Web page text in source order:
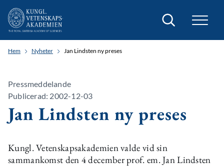
Sök
Hem Nyheter Jan Lindsten ny preses
Pressmeddelande
Publicerad: 2002-12-03
Jan Lindsten ny preses
Kungl. Vetenskapsakademien valde vid sin
sammankomst den 4 december prof. em. Jan Lindsten